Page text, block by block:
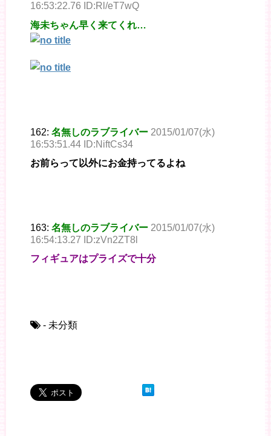
16:53:22.76 ID:Rl/eT7wQ
海未ちゃん早く来てくれ…
162: 名無しのラブライバー 2015/01/07(水)
16:53:51.44 ID:NiftCs34
お前らって以外にお金持ってるよね
163: 名無しのラブライバー 2015/01/07(水)
16:54:13.27 ID:zVn2ZT8l
フィギュアはプライズで十分
- 未分類